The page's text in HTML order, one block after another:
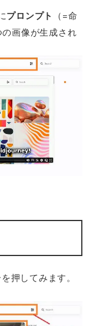
プロンプト
（=命
画像が生成され
押してみます。